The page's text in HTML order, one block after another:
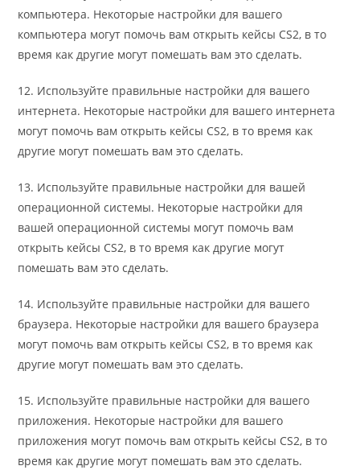
компьютера. Некоторые настройки для вашего
компьютера могут помочь вам открыть кейсы CS2, в то
время как другие могут помешать вам это сделать.
12. Используйте правильные настройки для вашего
интернета. Некоторые настройки для вашего интернета
могут помочь вам открыть кейсы CS2, в то время как
другие могут помешать вам это сделать.
13. Используйте правильные настройки для вашей
операционной системы. Некоторые настройки для
вашей операционной системы могут помочь вам
открыть кейсы CS2, в то время как другие могут
помешать вам это сделать.
14. Используйте правильные настройки для вашего
браузера. Некоторые настройки для вашего браузера
могут помочь вам открыть кейсы CS2, в то время как
другие могут помешать вам это сделать.
15. Используйте правильные настройки для вашего
приложения. Некоторые настройки для вашего
приложения могут помочь вам открыть кейсы CS2, в то
время как другие могут помешать вам это сделать.